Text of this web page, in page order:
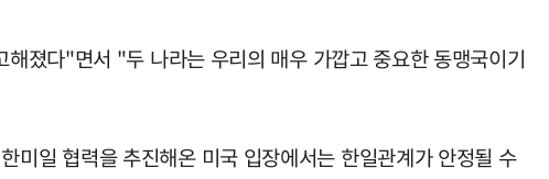
졌다"면서 "두 나라는 우리의 매우 가깝고 중요한 동맹국이기
미일 협력을 추진해온 미국 입장에서는 한일관계가 안정될 수